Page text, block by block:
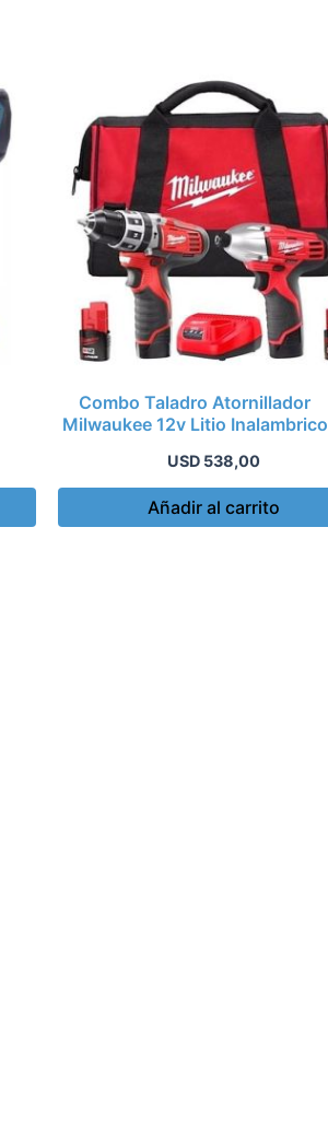
Combo Taladro Atornillador
Milwaukee 12v Litio Inalambrico
USD 538,00
Añadir al carrito